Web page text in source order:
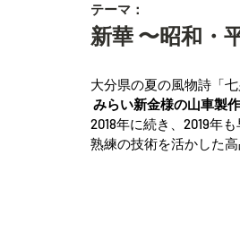
テーマ：
新華 〜昭和・
大分県の夏の風物詩「
みらい新金様の山車製
2018年に続き、2019年
熟練の技術を活かした